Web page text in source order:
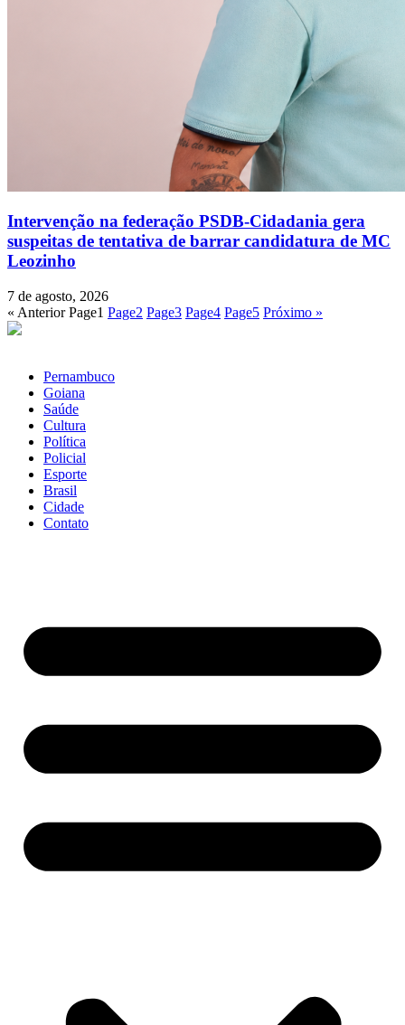
Intervenção na federação PSDB-Cidadania gera
suspeitas de tentativa de barrar candidatura de MC
Leozinho
7 de agosto, 2026
« Anterior Page1 Page2 Page3 Page4 Page5 Próximo »
Pernambuco
Goiana
Saúde
Cultura
Política
Policial
Esporte
Brasil
Cidade
Contato